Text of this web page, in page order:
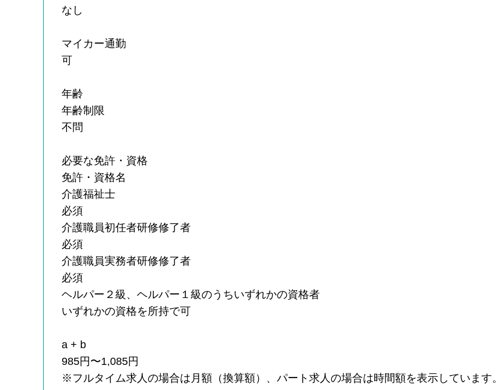
なし
マイカー通勤
可
年齢
年齢制限
不問
必要な免許・資格
免許・資格名
介護福祉士
必須
介護職員初任者研修修了者
必須
介護職員実務者研修修了者
必須
ヘルパー２級、ヘルパー１級のうちいずれかの資格者
いずれかの資格を所持で可
a + b
985円〜1,085円
※フルタイム求人の場合は月額（換算額）、パート求人の場合は時間額を表示しています。